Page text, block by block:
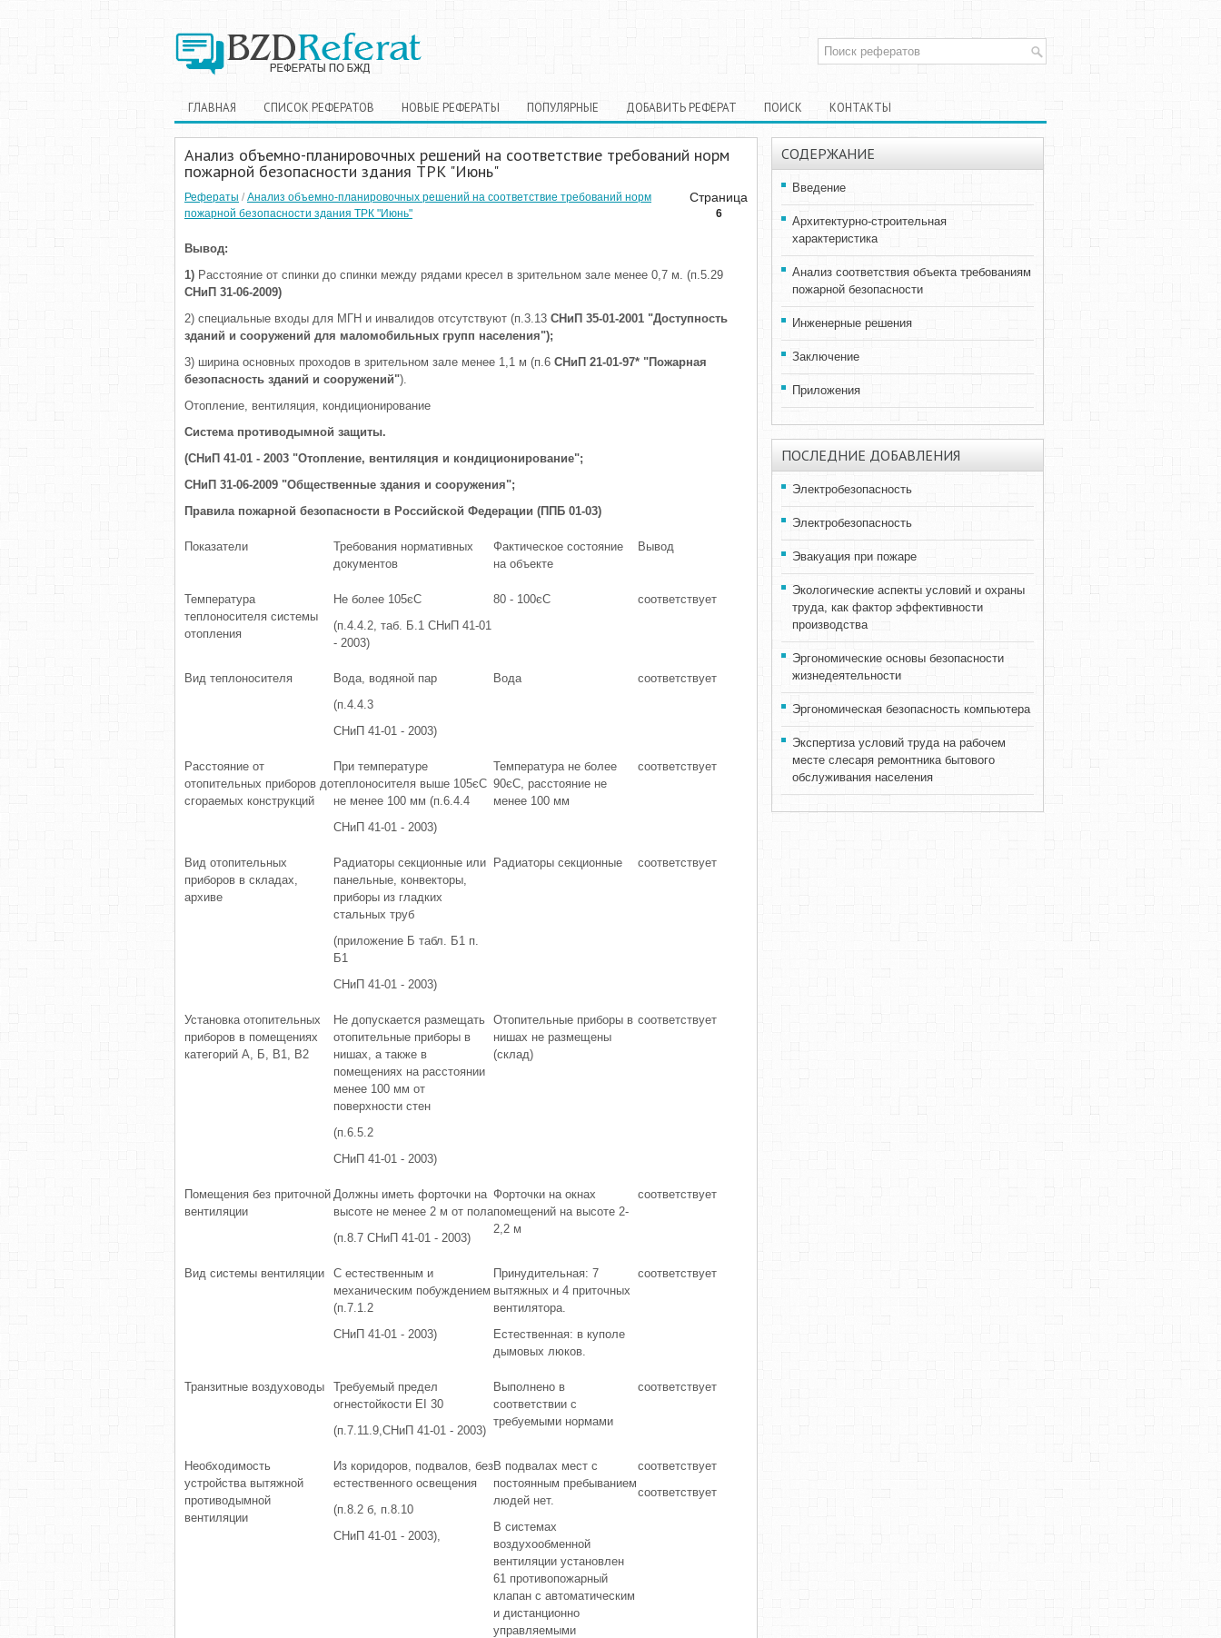
ГЛАВНАЯ СПИСОК РЕФЕРАТОВ НОВЫЕ РЕФЕРАТЫ ПОПУЛЯРНЫЕ ДОБАВИТЬ РЕФЕРАТ ПОИСК КОНТАКТЫ
Анализ объемно-планировочных решений на соответствие требований норм
пожарной безопасности здания ТРК "Июнь"
Страница
6
Рефераты / Анализ объемно-планировочных решений на соответствие требований норм
пожарной безопасности здания ТРК "Июнь"
Вывод:
1) Расстояние от спинки до спинки между рядами кресел в зрительном зале менее 0,7 м. (п.5.29
СНиП 31-06-2009)
2) специальные входы для МГН и инвалидов отсутствуют (п.3.13 СНиП 35-01-2001 "Доступность
зданий и сооружений для маломобильных групп населения");
3) ширина основных проходов в зрительном зале менее 1,1 м (п.6 СНиП 21-01-97* "Пожарная
безопасность зданий и сооружений").
Отопление, вентиляция, кондиционирование
Система противодымной защиты.
(СНиП 41-01 - 2003 "Отопление, вентиляция и кондиционирование";
СНиП 31-06-2009 "Общественные здания и сооружения";
Правила пожарной безопасности в Российской Федерации (ППБ 01-03)
Показатели
Требования нормативных
документов
Фактическое состояние
на объекте
Вывод
Температура
теплоносителя системы
отопления
Не более 105єС
(п.4.4.2, таб. Б.1 СНиП 41-01
- 2003)
80 - 100єС соответствует
Вид теплоносителя
Вода, водяной пар
(п.4.4.3
СНиП 41-01 - 2003)
Вода соответствует
Расстояние от
отопительных приборов до
сгораемых конструкций
При температуре
теплоносителя выше 105єС
не менее 100 мм (п.6.4.4
СНиП 41-01 - 2003)
Температура не более
90єС, расстояние не
менее 100 мм
соответствует
Вид отопительных
приборов в складах,
архиве
Радиаторы секционные или
панельные, конвекторы,
приборы из гладких
стальных труб
(приложение Б табл. Б1 п.
Б1
СНиП 41-01 - 2003)
Радиаторы секционные соответствует
Установка отопительных
приборов в помещениях
категорий А, Б, В1, В2
Не допускается размещать
отопительные приборы в
нишах, а также в
помещениях на расстоянии
менее 100 мм от
поверхности стен
(п.6.5.2
СНиП 41-01 - 2003)
Отопительные приборы в
нишах не размещены
(склад)
соответствует
Помещения без приточной
вентиляции
Должны иметь форточки на
высоте не менее 2 м от пола
(п.8.7 СНиП 41-01 - 2003)
Форточки на окнах
помещений на высоте 2-
2,2 м
соответствует
Вид системы вентиляции
С естественным и
механическим побуждением
(п.7.1.2
СНиП 41-01 - 2003)
Принудительная: 7
вытяжных и 4 приточных
вентилятора.
Естественная: в куполе
дымовых люков.
соответствует
Транзитные воздуховоды
Требуемый предел
огнестойкости EI 30
(п.7.11.9,СНиП 41-01 - 2003)
Выполнено в
соответствии с
требуемыми нормами
соответствует
Необходимость
устройства вытяжной
противодымной
вентиляции
Из коридоров, подвалов, без
естественного освещения
(п.8.2 б, п.8.10
СНиП 41-01 - 2003),
В подвалах мест с
постоянным пребыванием
людей нет.
В системах
воздухообменной
вентиляции установлен
61 противопожарный
клапан с автоматическим
и дистанционно
управляемыми
соответствует
соответствует
СОДЕРЖАНИЕ
Введение
Архитектурно-строительная
характеристика
Анализ соответствия объекта требованиям
пожарной безопасности
Инженерные решения
Заключение
Приложения
ПОСЛЕДНИЕ ДОБАВЛЕНИЯ
Электробезопасность
Электробезопасность
Эвакуация при пожаре
Экологические аспекты условий и охраны
труда, как фактор эффективности
производства
Эргономические основы безопасности
жизнедеятельности
Эргономическая безопасность компьютера
Экспертиза условий труда на рабочем
месте слесаря ремонтника бытового
обслуживания населения